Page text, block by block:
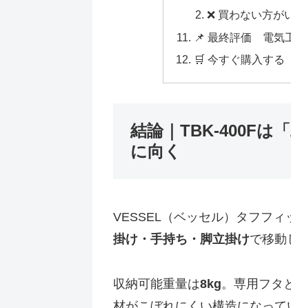
❌ 買わない方が
📌 最終評価 電気
🛒 今すぐ購入する
結論｜TBK-400Fは
に向く
VESSEL（ベッセル）タフフィ
掛け・手持ち・脚立掛けで移動
収納可能重量は8kg。専用フタ